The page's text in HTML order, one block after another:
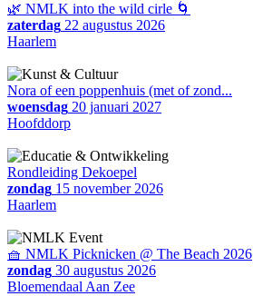
🌿 NMLK into the wild cirle 🌀
zaterdag 22 augustus 2026
Haarlem
Nora of een poppenhuis (met of zond...
woensdag 20 januari 2027
Hoofddorp
Rondleiding Dekoepel
zondag 15 november 2026
Haarlem
🧺 NMLK Picknicken @ The Beach 2026
zondag 30 augustus 2026
Bloemendaal Aan Zee